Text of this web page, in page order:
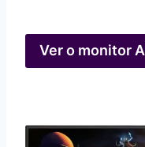
Ver o monitor